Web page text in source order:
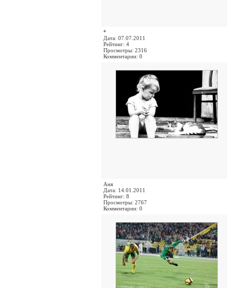
*
Дата: 07.07.2011
Рейтинг: 4
Просмотры: 2316
Комментарии: 0
Аня
Дата: 14.01.2011
Рейтинг: 8
Просмотры: 2767
Комментарии: 0